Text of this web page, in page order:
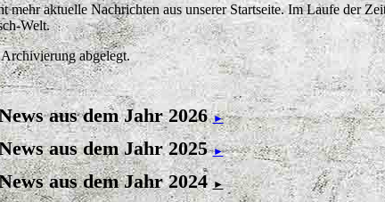
aktuelle Nachrichten aus unserer Startseite. Im Laufe der
Welt.
abgelegt.
aus dem Jahr 2026►
aus dem Jahr 2025►
aus dem Jahr 2024►